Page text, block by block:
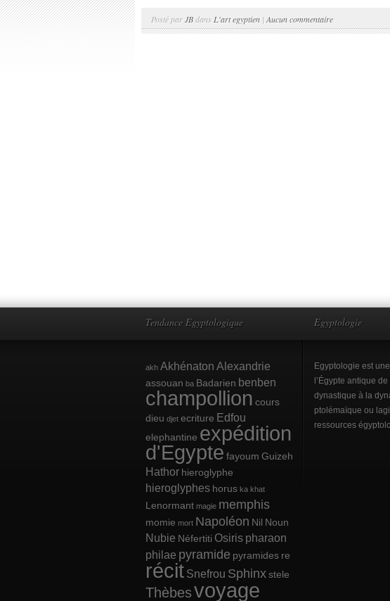
Posté parJBdans L'art egyptien | Aucun commentaire
Tendance Egyptologique
akh Akhénaton Alexandrie
assouan ba Badarien benben
champollion cours
dieu djet ecriture Edfou
elephantine expédition
d'Egyptefayoum Guizeh
Hathor hieroglyphe
hieroglyphes horus ka khat
Lenormant magie memphis
momie mort Napoléon Nil Noun
Nubie Néfertiti Osiris pharaon
philae pyramide pyramides re
récit Snefrou Sphinxstele
Thèbesvoyage
Egyptologie
Egyptologie est
l’Égypte antique
dynastique à la
ptolémaïque ou
ressources